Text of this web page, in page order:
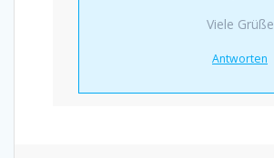
Viele Grüße
Antworten